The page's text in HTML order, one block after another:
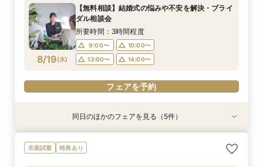
8/18(火)
9:00〜
13:00〜
14:00〜
フェアを予約
8/18(火)
付きフェアへご招待！
所要時間：2時間程度
フェアを予約
8/18(火)
15:00〜 15:30〜
フェアを予約
8/18(火)
名/50万の安心価格で叶える！アットホームＷ♪
所要時間：3時間程度
14:00〜
15:00〜
フェアを予約
8/18(火)
9:00〜
13:00〜
14:00〜
フェアを予約
8/18(火)
10:00〜
13:00〜
15:00〜
16:00〜
8/19(水)
【無料相談】結婚式の悩みや不安を解決・ブライ
ダル相談会
所要時間：3時間程度
9:00〜
10:00〜
13:00〜
14:00〜
フェアを予約
【Webオンライン相談】ご遠方の方も在宅のまま
で安心！日程の空き状況＆お見積り相談まで♪か
最短90分！見積×日程×クイック相談会
特典あり
【8～30名様◇貸切り】水上ヴィラ見学×家族婚
プラン相談会！結婚式は大好きなご家族と♪そん
特典あり
【平日限定】最旬ドレス試着&見学もOK◎先取り
花嫁体験付相談会
【平日限定】フォト婚×会食×挙式のみも◎結婚
準備なんでも相談会
同日のほかのフェアを見る（5件）
衣装試着 特典あり